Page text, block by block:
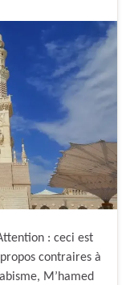
: ceci est
contraires à
M’hamed